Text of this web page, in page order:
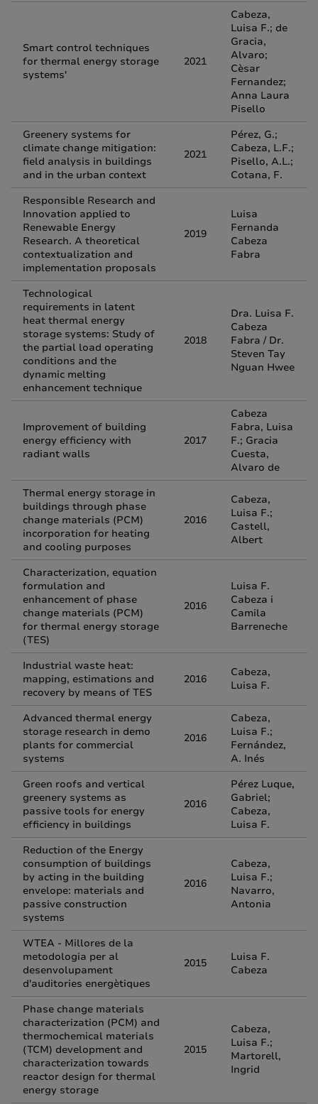
Smart control techniques
for thermal energy storage
systems'
2021
Cabeza,
Luisa F.; de
Gracia,
Alvaro;
Cèsar
Fernandez;
Anna Laura
Pisello
Greenery systems for
climate change mitigation:
field analysis in buildings
and in the urban context
2021
Pérez, G.;
Cabeza, L.F.;
Pisello, A.L.;
Cotana, F.
Responsible Research and
Innovation applied to
Renewable Energy
Research. A theoretical
contextualization and
implementation proposals
2019
Luisa
Fernanda
Cabeza
Fabra
Technological
requirements in latent
heat thermal energy
storage systems: Study of
the partial load operating
conditions and the
dynamic melting
enhancement technique
2018
Dra. Luisa F.
Cabeza
Fabra / Dr.
Steven Tay
Nguan Hwee
Improvement of building
energy efficiency with
radiant walls
2017
Cabeza
Fabra, Luisa
F.; Gracia
Cuesta,
Alvaro de
Thermal energy storage in
buildings through phase
change materials (PCM)
incorporation for heating
and cooling purposes
2016
Cabeza,
Luisa F.;
Castell,
Albert
Characterization, equation
formulation and
enhancement of phase
change materials (PCM)
for thermal energy storage
(TES)
2016
Luisa F.
Cabeza i
Camila
Barreneche
Industrial waste heat:
mapping, estimations and
recovery by means of TES
2016
Cabeza,
Luisa F.
Advanced thermal energy
storage research in demo
plants for commercial
systems
2016
Cabeza,
Luisa F.;
Fernández,
A. Inés
Green roofs and vertical
greenery systems as
passive tools for energy
efficiency in buildings
2016
Pérez Luque,
Gabriel;
Cabeza,
Luisa F.
Reduction of the Energy
consumption of buildings
by acting in the building
envelope: materials and
passive construction
systems
2016
Cabeza,
Luisa F.;
Navarro,
Antonia
WTEA - Millores de la
metodologia per al
desenvolupament
d'auditories energètiques
2015
Luisa F.
Cabeza
Phase change materials
characterization (PCM) and
thermochemical materials
(TCM) development and
characterization towards
reactor design for thermal
energy storage
2015
Cabeza,
Luisa F.;
Martorell,
Ingrid